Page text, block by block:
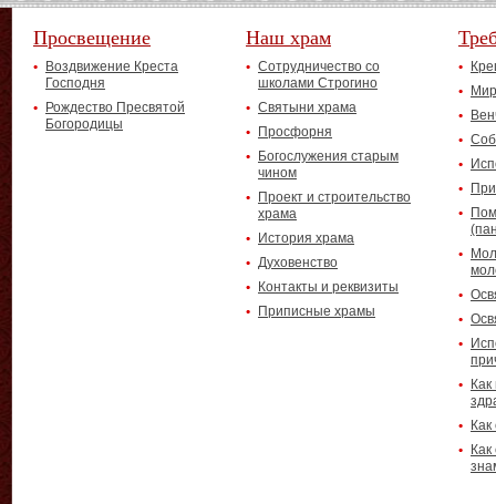
Просвещение
Воздвижение Креста
Господня
Рождество Пресвятой
Богородицы
Наш храм
Сотрудничество со
школами Строгино
Святыни храма
Просфорня
Богослужения старым
чином
Проект и строительство
храма
История храма
Духовенство
Контакты и реквизиты
Приписные храмы
Как